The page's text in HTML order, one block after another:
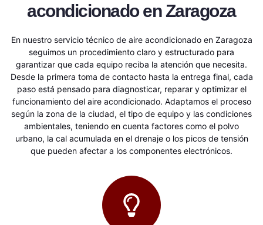
acondicionado en Zaragoza
En nuestro servicio técnico de aire acondicionado en Zaragoza
seguimos un procedimiento claro y estructurado para
garantizar que cada equipo reciba la atención que necesita.
Desde la primera toma de contacto hasta la entrega final, cada
paso está pensado para diagnosticar, reparar y optimizar el
funcionamiento del aire acondicionado. Adaptamos el proceso
según la zona de la ciudad, el tipo de equipo y las condiciones
ambientales, teniendo en cuenta factores como el polvo
urbano, la cal acumulada en el drenaje o los picos de tensión
que pueden afectar a los componentes electrónicos.